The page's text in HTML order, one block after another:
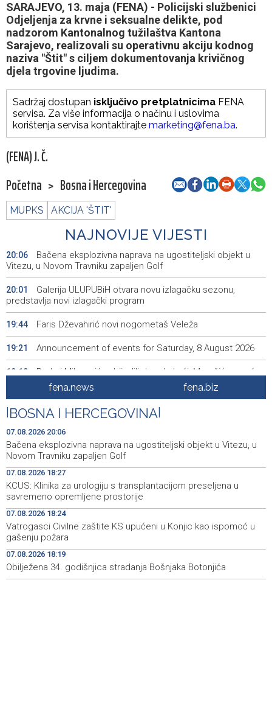
SARAJEVO, 13. maja (FENA) - Policijski službenici
Odjeljenja za krvne i seksualne delikte, pod
nadzorom Kantonalnog tužilaštva Kantona
Sarajevo, realizovali su operativnu akciju kodnog
naziva "Štit" s ciljem dokumentovanja krivičnog
djela trgovine ljudima.
Sadržaj dostupan isključivo pretplatnicima FENA
servisa. Za više informacija o načinu i uslovima
korištenja servisa kontaktirajte marketing@fena.ba.
(FENA) J. Č.
Početna > Bosna i Hercegovina
MUPKS AKCIJA 'ŠTIT'
NAJNOVIJE VIJESTI
20:06
Bačena eksplozivna naprava na ugostiteljski objekt u
Vitezu, u Novom Travniku zapaljen Golf
20:01
Galerija ULUPUBiH otvara novu izlagačku sezonu,
predstavlja novi izlagački program
19:44 Faris Dževahirić novi nogometaš Veleža
19:21 Announcement of events for Saturday, 8 August 2026
19:10
Rudari Milanovića ubijedili da ode kući, Memčić se već
ponovo vratio u jamu 'Raspotočje'
19:03
Sarajevo Film Festival presents Kinoscope and
Kinoscope Surreal programs
19:00 Najave događaja za 8. 8. 2026. godine (subota)
18:58
Fire breaks out across more than 40 hectares in Grude,
firefighters and Air Tractors on the ground
18:55
Zelenski doputovao u Beograd, sutra sastanak s
Vučićem
18:32
Second Air Tractor joins firefighting efforts in Konjic,
third expected on Saturday
fena.news fena.biz
BOSNA I HERCEGOVINA
07.08.2026 20:06
Bačena eksplozivna naprava na ugostiteljski objekt u Vitezu, u
Novom Travniku zapaljen Golf
07.08.2026 18:27
KCUS: Klinika za urologiju s transplantacijom preseljena u
savremeno opremljene prostorije
07.08.2026 18:24
Vatrogasci Civilne zaštite KS upućeni u Konjic kao ispomoć u
gašenju požara
07.08.2026 18:19
Obilježena 34. godišnjica stradanja Bošnjaka Botonjića